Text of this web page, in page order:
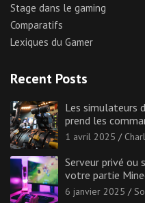
Stage dans le gaming
Comparatifs
Lexiques du Gamer
Recent Posts
Les simulateurs
prend les
1 avril 2025
Serveur privé ou
votre partie
6 janvier 2025